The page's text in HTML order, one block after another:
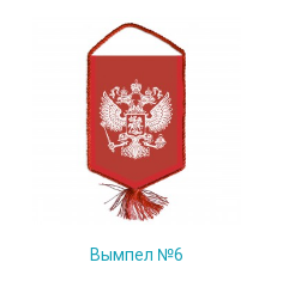
Вымпел №6